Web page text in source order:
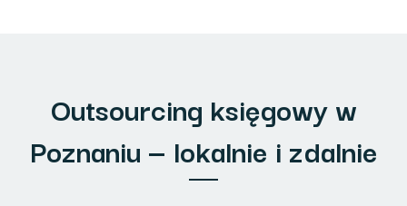
Outsourcing księgowy w
Poznaniu — lokalnie i zdalnie